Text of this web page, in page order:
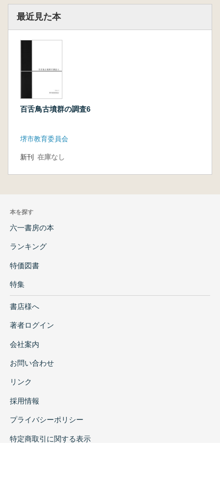
最近見た本
百舌鳥古墳群の調査6
堺市教育委員会
新刊 在庫なし
本を探す
六一書房の本
ランキング
特価図書
特集
書店様へ
著者ログイン
会社案内
お問い合わせ
リンク
採用情報
プライバシーポリシー
特定商取引に関する表示